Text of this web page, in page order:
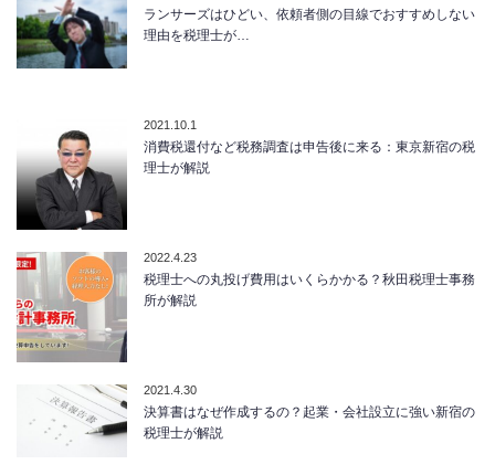
ランサーズはひどい、依頼者側の目線でおすすめしない
理由を税理士が…
2021.10.1
消費税還付など税務調査は申告後に来る：東京新宿の税
理士が解説
2022.4.23
税理士への丸投げ費用はいくらかかる？秋田税理士事務
所が解説
2021.4.30
決算書はなぜ作成するの？起業・会社設立に強い新宿の
税理士が解説